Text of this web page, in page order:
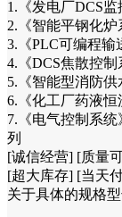
1.《发电厂DCS监
2.《智能平钢化炉
3.《PLC可编程输
4.《DCS焦散控制
5.《智能型消防供
6.《化工厂药液恒
7.《电气控制系
列
[诚信经营] [质量
[超大库存] [当天
关于具体的规格